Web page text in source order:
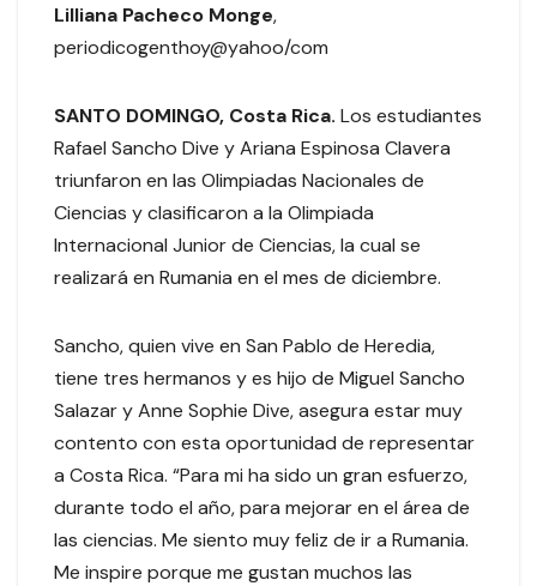
Lilliana Pacheco Monge,
periodicogenthoy@yahoo/com
SANTO DOMINGO, Costa Rica. Los estudiantes
Rafael Sancho Dive y Ariana Espinosa Clavera
triunfaron en las Olimpiadas Nacionales de
Ciencias y clasificaron a la Olimpiada
Internacional Junior de Ciencias, la cual se
realizará en Rumania en el mes de diciembre.
Sancho, quien vive en San Pablo de Heredia,
tiene tres hermanos y es hijo de Miguel Sancho
Salazar y Anne Sophie Dive, asegura estar muy
contento con esta oportunidad de representar
a Costa Rica. “Para mi ha sido un gran esfuerzo,
durante todo el año, para mejorar en el área de
las ciencias. Me siento muy feliz de ir a Rumania.
Me inspire porque me gustan muchos las